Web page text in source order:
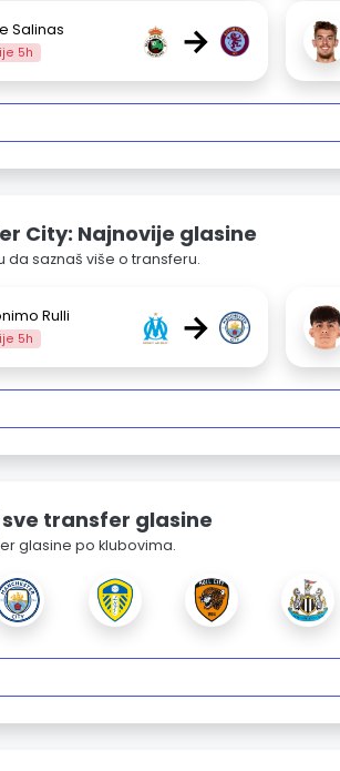
Salinas
5h →
City: Najnovije glasine
da saznaš više o transferu.
Rulli
5h →
transfer glasine
glasine po klubovima.